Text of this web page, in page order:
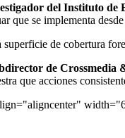
del Instituto de
que se implementa desde
de cobertura
de Crossmedia
que acciones